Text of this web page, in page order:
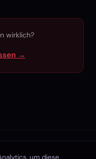
wirklich?
→
prüfen
um diese